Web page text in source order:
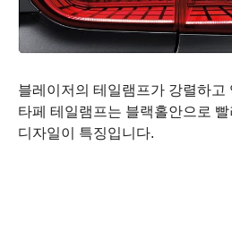
블레이저의 테일램프가 강렬하고
타페 테일램프는 블랙홀안으로
디자일이 특징입니다.